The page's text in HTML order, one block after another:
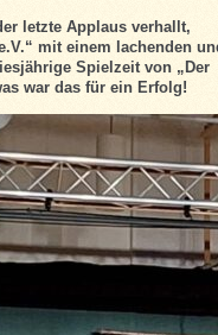
letzte Applaus verhallt,
mit einem lachenden
Spielzeit von „Der
war das für ein Erfolg!